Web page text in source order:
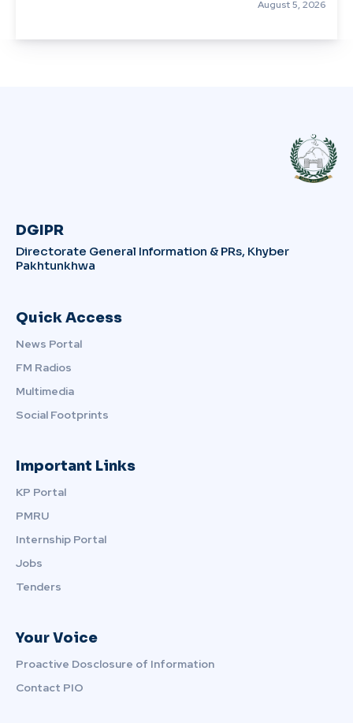
August 5, 2026
DGIPR
Directorate General Information & PRs, Khyber
Pakhtunkhwa
Quick Access
News Portal
FM Radios
Multimedia
Social Footprints
Important Links
KP Portal
PMRU
Internship Portal
Jobs
Tenders
Your Voice
Proactive Dosclosure of Information
Contact PIO